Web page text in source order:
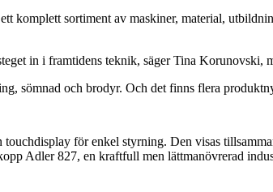
komplett sortiment av maskiner, material,
in i framtidens teknik, säger Tina Korunovski,
sömnad och brodyr. Och det finns flera
för enkel styrning. Den visas
Adler 827, en kraftfull men lättmanövrerad